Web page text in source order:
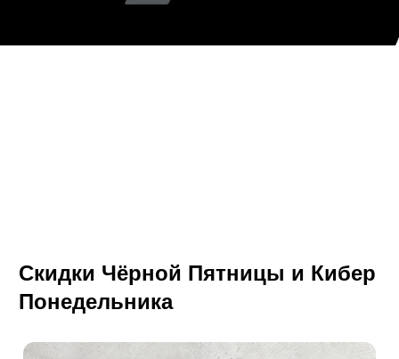
Скидки Чёрной Пятницы и Кибер
Понедельника